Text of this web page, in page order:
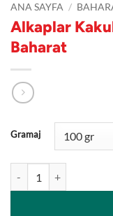
ANA SAYFA /
Alkaplar
Baharat
Gramaj